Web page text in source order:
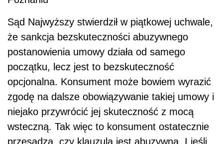
Sąd Najwyższy stwierdził w piątkowej uchwale,
że sankcja bezskuteczności abuzywnego
postanowienia umowy działa od samego
początku, lecz jest to bezskuteczność
opcjonalna. Konsument może bowiem wyrazić
zgodę na dalsze obowiązywanie takiej umowy i
niejako przywrócić jej skuteczność z mocą
wsteczną. Tak więc to konsument ostatecznie
przesądza, czy klauzula jest abuzywna. I jeśli